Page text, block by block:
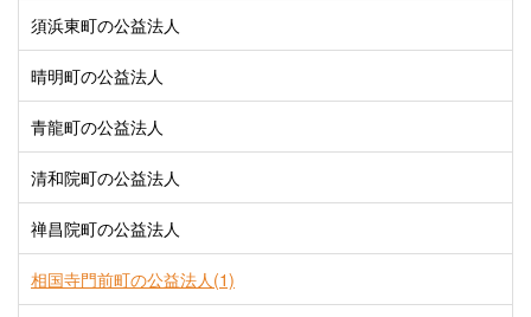
須浜東町の公益法人
晴明町の公益法人
青龍町の公益法人
清和院町の公益法人
禅昌院町の公益法人
相国寺門前町の公益法人(1)